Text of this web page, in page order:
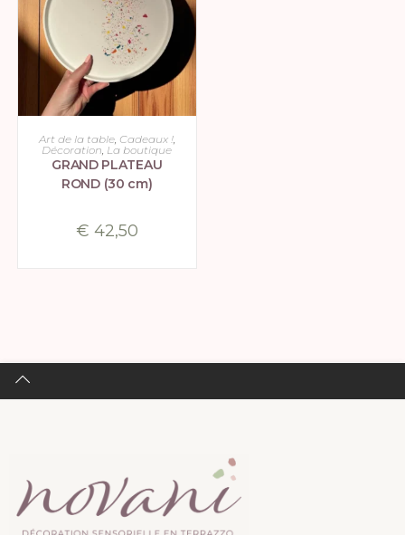
CHOIX DES OPTIONS
Art de la table, Cadeaux !,
Décoration, La boutique
GRAND PLATEAU
ROND (30 cm)
€ 42,50